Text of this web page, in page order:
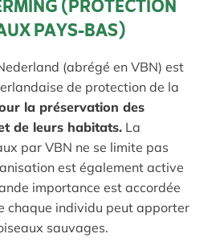
(PROTECTION
PAYS-BAS)
(abrégé en VBN) est
de protection de la
la préservation des
de leurs habitats. La
par VBN ne se limite pas
est également active
importance est accordée
chaque individu peut apporter
sauvages.